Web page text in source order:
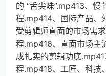
的 “舌尖味”.mp413、慢
程.mp414、国际产品、
受剪辑师直面的市场需
程.mp416、直面市场主
成扎实的剪辑功底
程.mp418、工匠、科技